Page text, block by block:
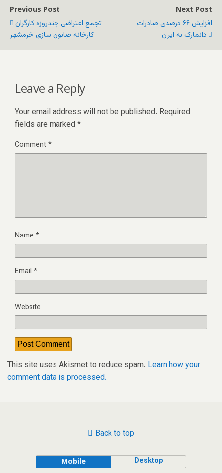
Previous Post
تجمع اعتراضی چندروزه کارگران
کارخانه صابون سازی خرمشهر
Next Post
افزایش ۶۶ درصدی صادرات
دانمارک به ایران
Leave a Reply
Your email address will not be published. Required
fields are marked *
Comment*
Name *
Email *
Website
This site uses Akismet to reduce spam. Learn how your
comment data is processed.
Back to top
Mobile Desktop